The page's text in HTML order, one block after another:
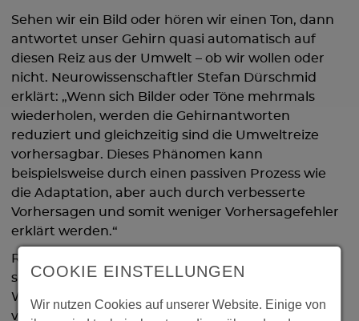
Sehen wir ein Bild oder hören wir einen Ton, dann
antwortet unser Gehirn quasi automatisch auf
diesen Reiz aus der Umwelt – ob wir wollen oder
nicht. Neurowissenschaftler Stefan Dürschmid
erklärt: „Wenn sich Bilder oder Töne mehrmals
wiederholen, werden die Gehirnantworten
reduziert und gleichzeitig sind die Umweltreize
vorhersagbar. Dieses Phänomen kann
beispielsweise durch einen passiven Prozess wie
die Adaptation, aber auch durch verbesserte
Vorhersagen und somit weniger Vorhersagefehler
erklärt werden.“
Reduzierte Gehirnantworten gehen häufig mit
schlechterer Wahrnehmung einher. Die
Wiederholung von Reizen führt aber eher zu einer
verbesserten Wahrnehmung. Wie kann dieser
COOKIE EINSTELLUNGEN
Wir nutzen Cookies auf unserer Website. Einige von